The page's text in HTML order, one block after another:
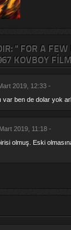
" FOR A FEW
KOVBOY
2019, 12:33 -
var ben de dolar yok
2019, 11:18 -
olmuş. Eski